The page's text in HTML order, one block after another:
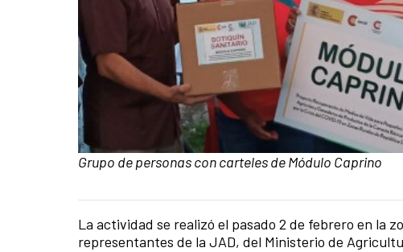
Caption:
Grupo de personas con carteles de Módulo Caprino
News content
La actividad se realizó el pasado 2 de febrero en la
representantes de la JAD, del Ministerio de